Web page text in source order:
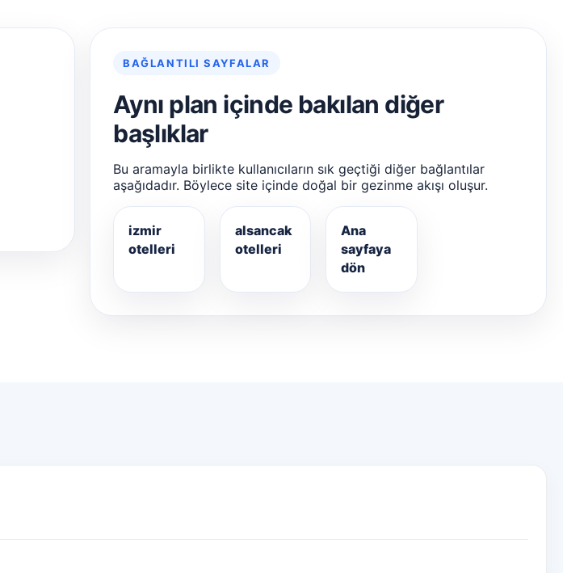
BAĞLANTILI SAYFALAR
Aynı plan içinde bakılan diğer
başlıklar
Bu aramayla birlikte kullanıcıların sık geçtiği diğer bağlantılar
aşağıdadır. Böylece site içinde doğal bir gezinme akışı oluşur.
izmir
otelleri
alsancak
otelleri
Ana
sayfaya
dön